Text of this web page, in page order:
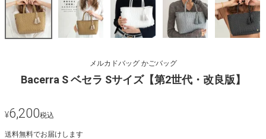
メルカドバッグ かごバッグ
Bacerra S ベセラ Sサイズ【第2世代・改良版】
¥6,200税込
送料無料でお届けします